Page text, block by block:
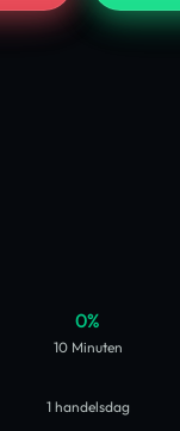
0%
10 Minuten
1 handelsdag